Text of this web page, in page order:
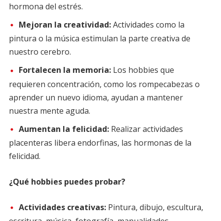
hormona del estrés.
Mejoran la creatividad:Actividades como la
pintura o la música estimulan la parte creativa de
nuestro cerebro.
Fortalecen la memoria:Los hobbies que
requieren concentración, como los rompecabezas o
aprender un nuevo idioma, ayudan a mantener
nuestra mente aguda.
Aumentan la felicidad:Realizar actividades
placenteras libera endorfinas, las hormonas de la
felicidad.
¿Qué hobbies puedes probar?
Actividades creativas:Pintura, dibujo, escultura,